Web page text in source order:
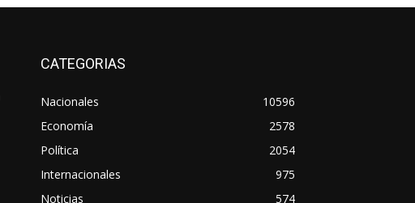
CATEGORIAS
Nacionales
10596
Economía
2578
Política
2054
Internacionales
975
Noticias
574